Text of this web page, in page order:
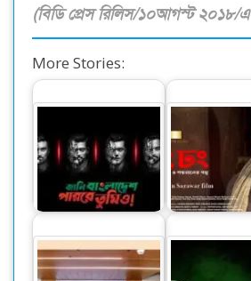
(বিডি প্রেস রিলিস/১০আগস্ট
More Stories:
বিশ্বকাপ উন্মাদনায় ‘ডঙ্কা
সং’ নিয়ে এলো রবি
বড়পর্দায় মুক্তি
ঢং